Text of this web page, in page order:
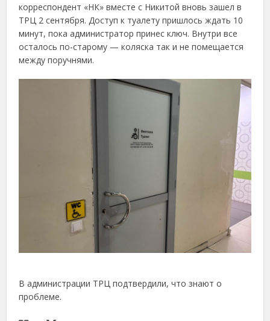
корреспондент «НК» вместе с Никитой вновь зашел в
ТРЦ 2 сентября. Доступ к туалету пришлось ждать 10
минут, пока администратор принес ключ. Внутри все
осталось по-старому — коляска так и не помещается
между поручнями.
В администрации ТРЦ подтвердили, что знают о
проблеме.